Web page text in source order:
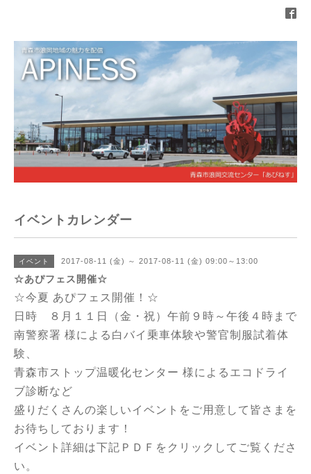
イベントカレンダー
イベント 2017-08-11 (金) ～ 2017-08-11 (金) 09:00～13:00
☆あぴフェス開催☆
☆今夏 あぴフェス開催！☆
日時 ８月１１日（金・祝）午前９時～午後４時まで
南警察署 様による白バイ乗車体験や警官制服試着体
験、
青森市ストップ温暖化センター 様によるエコドライ
ブ診断など
盛りだくさんの楽しいイベントをご用意して皆さまを
お待ちしております！
イベント詳細は下記ＰＤＦをクリックしてご覧くださ
い。